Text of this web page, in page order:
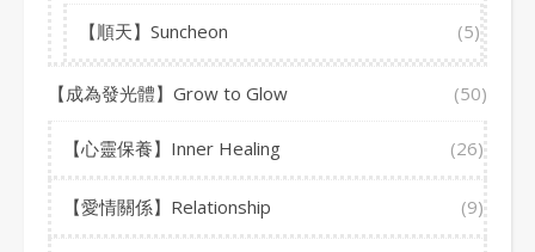
【順天】Suncheon (5)
【成為發光體】Grow to Glow (50)
【心靈保養】Inner Healing (26)
【愛情關係】Relationship (9)